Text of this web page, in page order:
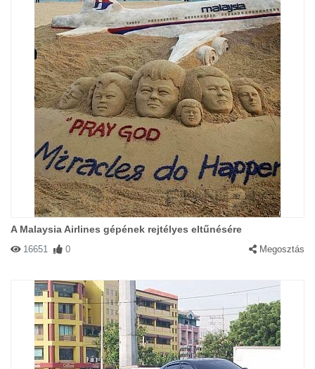
A Malaysia Airlines gépének rejtélyes eltűnésére
16651 0 Megosztás